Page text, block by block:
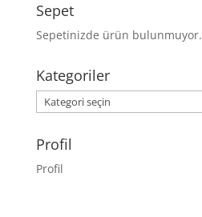
Sepet
Sepetinizde ürün bulunmuyor.
Kategoriler
Kategoriler
Profil
Profil